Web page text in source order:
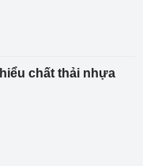
chất thải nhựa